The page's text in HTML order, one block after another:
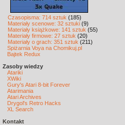
Czasopisma: 714 sztuk (185)
Materiały scenowe: 32 sztuki (9)
Materiały książkowe: 141 sztuk (55)
Materiały firmowe: 27 sztuk (20)
Materiały o grach: 351 sztuk (211)
Spiżarnia Voya na Chomikuj.pl
Bajtek Redux
Zasoby wiedzy
Atariki
XWiki
Gury's Atari 8-bit Forever
Atarimania
Atari Archives
Drygol's Retro Hacks
XL Search
Kontakt